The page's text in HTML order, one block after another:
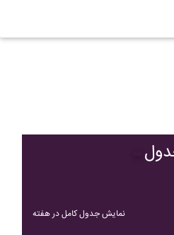
نمایش جدول کامل در هفته